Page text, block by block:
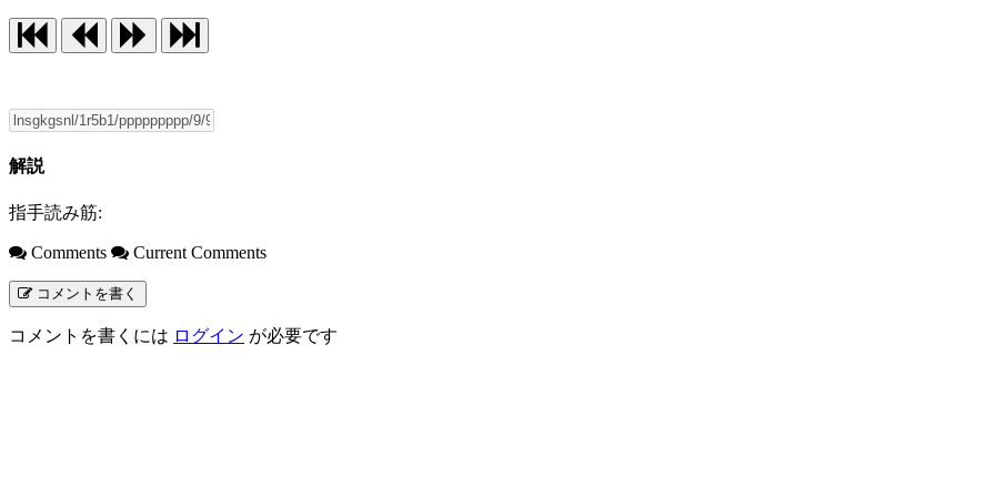
解説
指手読み筋:
Comments Current Comments
コメントを書く
コメントを書くには ログイン が必要です